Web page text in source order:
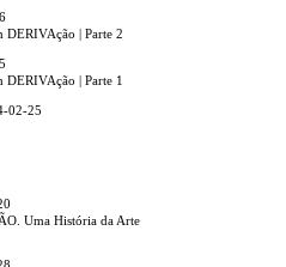
DERIVAção | Parte 2
DERIVAção | Parte 1
02-25
Uma História da Arte